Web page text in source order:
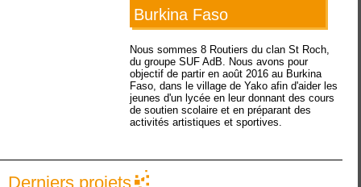
Burkina Faso
Nous sommes 8 Routiers du clan St Roch,
du groupe SUF AdB. Nous avons pour
objectif de partir en août 2016 au Burkina
Faso, dans le village de Yako afin d'aider les
jeunes d'un lycée en leur donnant des cours
de soutien scolaire et en préparant des
activités artistiques et sportives.
Derniers projets